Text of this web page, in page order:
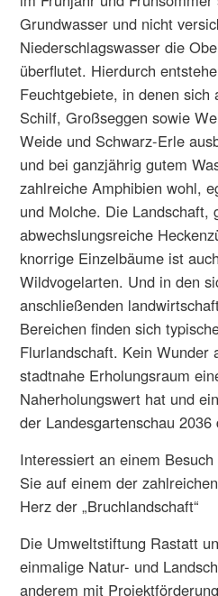
Grundwasser und nicht
Niederschlagswasser die
überflutet. Hierdurch
Feuchtgebiete, in denen sich
Schilf, Großseggen sowie
Weide und Schwarz-Erle
und bei ganzjährig gutem
zahlreiche Amphibien wohl,
und Molche. Die Landschaft,
abwechslungsreiche
knorrige Einzelbäume ist
Wildvogelarten. Und in den
anschließenden
Bereichen finden sich
Flurlandschaft. Kein Wunder
stadtnahe Erholungsraum
Naherholungswert hat und
der Landesgartenschau 2036
Interessiert an einem
Sie auf einem der
Herz der „Bruchlandschaft“
Die Umweltstiftung Rastatt
einmalige Natur- und
anderem mit